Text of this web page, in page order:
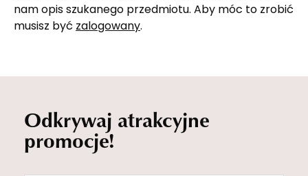
nam opis szukanego przedmiotu. Aby móc to zrobić
musisz być zalogowany.
Odkrywaj atrakcyjne
promocje!